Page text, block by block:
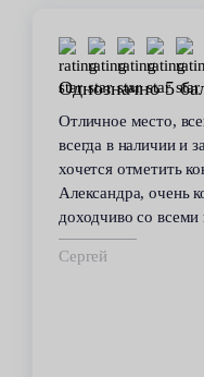
Однозначно 5
Отличное место,
всегда в наличии и
хочется отметить
Александра, очень
доходчиво со
Сергей